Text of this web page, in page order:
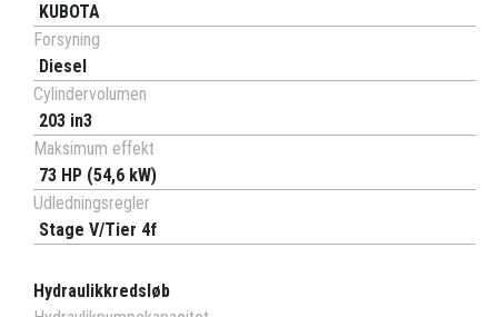
KUBOTA
Forsyning
Diesel
Cylindervolumen
203 in3
Maksimum effekt
73 HP (54,6 kW)
Udledningsregler
Stage V/Tier 4f
Hydraulikkredsløb